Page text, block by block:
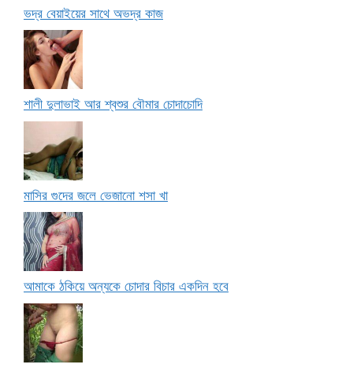
ভদ্র বেয়াইয়ের সাথে অভদ্র কাজ
শালী দুলাভাই আর শ্বশুর বৌমার চোদাচোদি
মাসির গুদের জলে ভেজানো শসা খা
আমাকে ঠকিয়ে অন্যকে চোদার বিচার একদিন হবে